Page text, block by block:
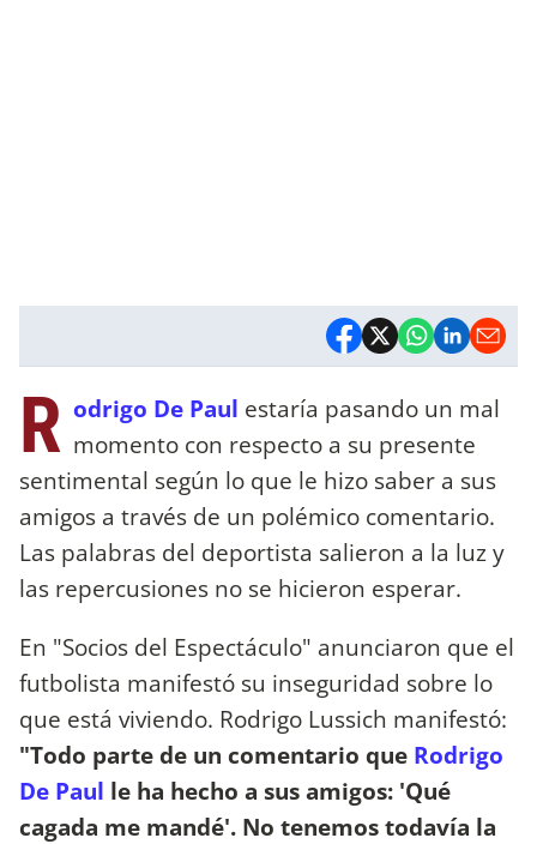
R odrigo De Paul estaría pasando un mal
momento con respecto a su presente
sentimental según lo que le hizo saber a sus
amigos a través de un polémico comentario.
Las palabras del deportista salieron a la luz y
las repercusiones no se hicieron esperar.
En "Socios del Espectáculo" anunciaron que el
futbolista manifestó su inseguridad sobre lo
que está viviendo. Rodrigo Lussich manifestó:
"Todo parte de un comentario que Rodrigo
De Paul le ha hecho a sus amigos: 'Qué
cagada me mandé'. No tenemos todavía la